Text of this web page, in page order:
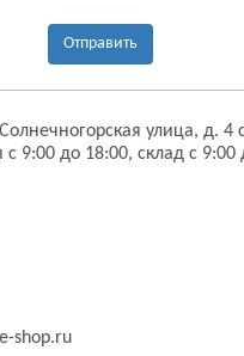
Отправить
Солнечногорская улица, д. 4
9:00 до 18:00, склад с 9:00
shop.ru